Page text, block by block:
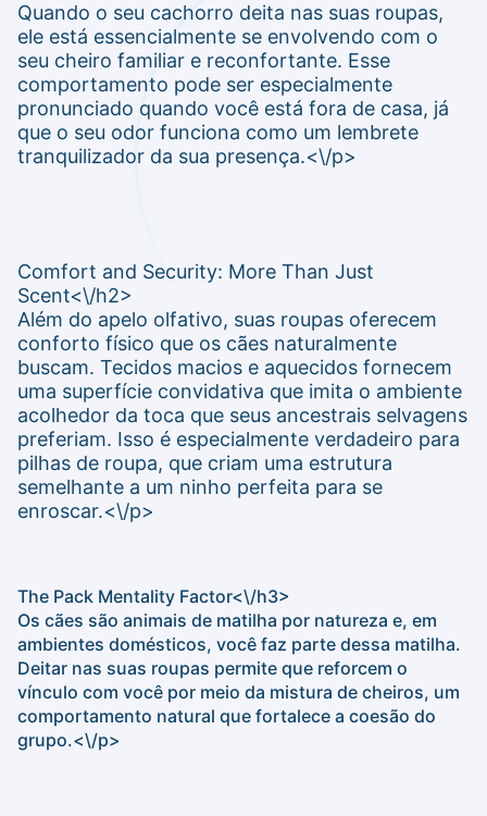
Quando o seu cachorro deita nas suas roupas,
ele está essencialmente se envolvendo com o
seu cheiro familiar e reconfortante. Esse
comportamento pode ser especialmente
pronunciado quando você está fora de casa, já
que o seu odor funciona como um lembrete
tranquilizador da sua presença.<\/p>
Comfort and Security: More Than Just
Scent<\/h2>
Além do apelo olfativo, suas roupas oferecem
conforto físico que os cães naturalmente
buscam. Tecidos macios e aquecidos fornecem
uma superfície convidativa que imita o ambiente
acolhedor da toca que seus ancestrais selvagens
preferiam. Isso é especialmente verdadeiro para
pilhas de roupa, que criam uma estrutura
semelhante a um ninho perfeita para se
enroscar.<\/p>
The Pack Mentality Factor<\/h3>
Os cães são animais de matilha por natureza e, em
ambientes domésticos, você faz parte dessa matilha.
Deitar nas suas roupas permite que reforcem o
vínculo com você por meio da mistura de cheiros, um
comportamento natural que fortalece a coesão do
grupo.<\/p>